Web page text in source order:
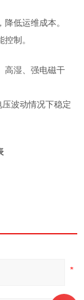
低运维成本。
制。
高湿、强电磁干
波动情况下稳定